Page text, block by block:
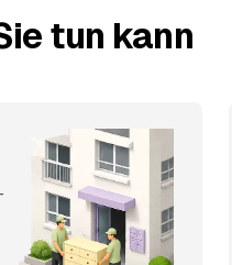
tun kann